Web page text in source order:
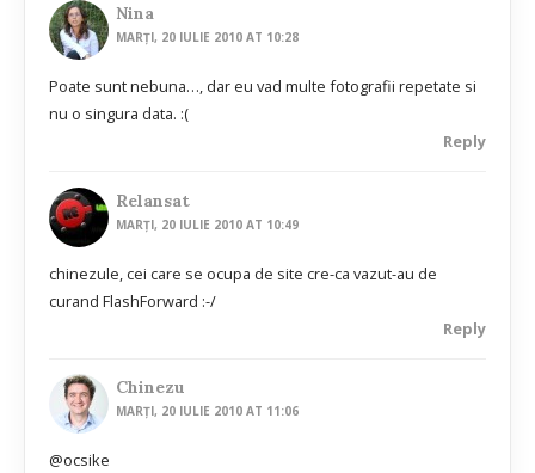
Nina
MARȚI, 20 IULIE 2010 AT 10:28
Poate sunt nebuna…, dar eu vad multe fotografii repetate si
nu o singura data. :(
Reply
Relansat
MARȚI, 20 IULIE 2010 AT 10:49
chinezule, cei care se ocupa de site cre-ca vazut-au de
curand FlashForward :-/
Reply
Chinezu
MARȚI, 20 IULIE 2010 AT 11:06
@ocsike